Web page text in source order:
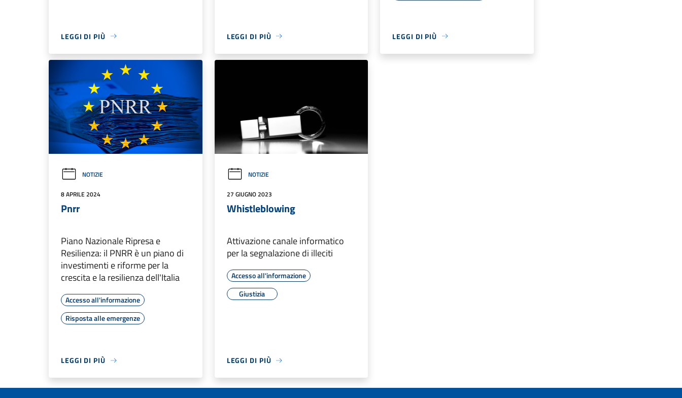
LEGGI DI PIÙ LEGGI DI PIÙ LEGGI DI PIÙ
NOTIZIE
8 APRILE 2024
Pnrr
Piano Nazionale Ripresa e
Resilienza: il PNRR è un piano di
investimenti e riforme per la
crescita e la resilienza dell'Italia
Accesso all'informazione
Risposta alle emergenze
LEGGI DI PIÙ
NOTIZIE
27 GIUGNO 2023
Whistleblowing
Attivazione canale informatico
per la segnalazione di illeciti
Accesso all'informazione
Giustizia
LEGGI DI PIÙ